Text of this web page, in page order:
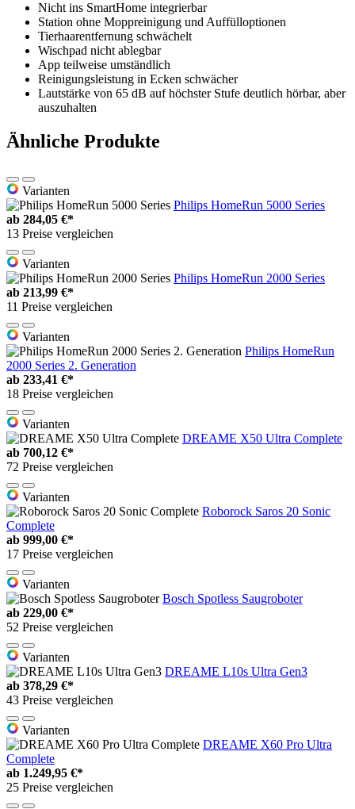
Nicht ins SmartHome integrierbar
Station ohne Moppreinigung und Auffülloptionen
Tierhaarentfernung schwächelt
Wischpad nicht ablegbar
App teilweise umständlich
Reinigungsleistung in Ecken schwächer
Lautstärke von 65 dB auf höchster Stufe deutlich hörbar, aber
auszuhalten
Ähnliche Produkte
Varianten
Philips HomeRun 5000 Series
ab 284,05 €*
13 Preise vergleichen
Varianten
Philips HomeRun 2000 Series
ab 213,99 €*
11 Preise vergleichen
Varianten
Philips HomeRun
2000 Series 2. Generation
ab 233,41 €*
18 Preise vergleichen
Varianten
DREAME X50 Ultra Complete
ab 700,12 €*
72 Preise vergleichen
Varianten
Roborock Saros 20 Sonic
Complete
ab 999,00 €*
17 Preise vergleichen
Varianten
Bosch Spotless Saugroboter
ab 229,00 €*
52 Preise vergleichen
Varianten
DREAME L10s Ultra Gen3
ab 378,29 €*
43 Preise vergleichen
Varianten
DREAME X60 Pro Ultra
Complete
ab 1.249,95 €*
25 Preise vergleichen